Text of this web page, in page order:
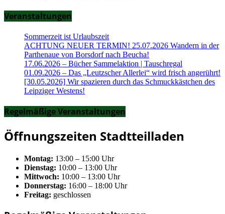
Veranstaltungen
Sommerzeit ist Urlaubszeit
ACHTUNG NEUER TERMIN! 25.07.2026 Wandern in der
Parthenaue von Borsdorf nach Beucha!
17.06.2026 – Bücher Sammelaktion | Tauschregal
01.09.2026 – Das „Leutzscher Allerlei“ wird frisch angerührt!
[30.05.2026] Wir spazieren durch das Schmuckkästchen des
Leipziger Westens!
Regelmäßige Veranstaltungen
Öffnungszeiten Stadtteilladen
Montag: 13:00 – 15:00 Uhr
Dienstag: 10:00 – 13:00 Uhr
Mittwoch: 10:00 – 13:00 Uhr
Donnerstag: 16:00 – 18:00 Uhr
Freitag: geschlossen